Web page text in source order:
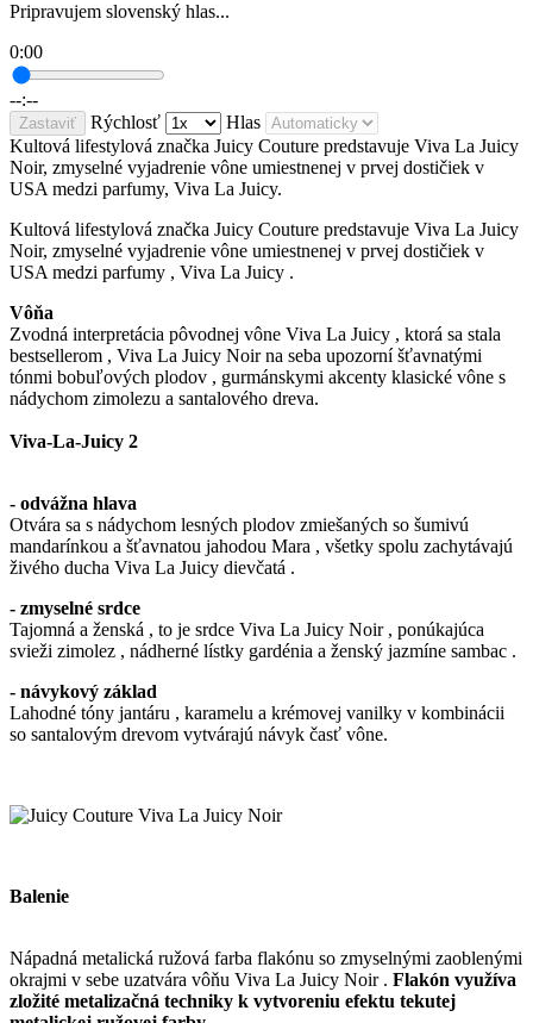
Pripravujem slovenský hlas...
0:00
--:--
Zastaviť Rýchlosť
Hlas
Kultová lifestylová značka Juicy Couture predstavuje Viva La Juicy
Noir, zmyselné vyjadrenie vône umiestnenej v prvej dostičiek v
USA medzi parfumy, Viva La Juicy.
Kultová lifestylová značka Juicy Couture predstavuje Viva La Juicy
Noir, zmyselné vyjadrenie vône umiestnenej v prvej dostičiek v
USA medzi parfumy , Viva La Juicy .
Vôňa
Zvodná interpretácia pôvodnej vône Viva La Juicy , ktorá sa stala
bestsellerom , Viva La Juicy Noir na seba upozorní šťavnatými
tónmi bobuľových plodov , gurmánskymi akcenty klasické vône s
nádychom zimolezu a santalového dreva.
Viva-La-Juicy 2
- odvážna hlava
Otvára sa s nádychom lesných plodov zmiešaných so šumivú
mandarínkou a šťavnatou jahodou Mara , všetky spolu zachytávajú
živého ducha Viva La Juicy dievčatá .
- zmyselné srdce
Tajomná a ženská , to je srdce Viva La Juicy Noir , ponúkajúca
svieži zimolez , nádherné lístky gardénia a ženský jazmíne sambac .
- návykový základ
Lahodné tóny jantáru , karamelu a krémovej vanilky v kombinácii
so santalovým drevom vytvárajú návyk časť vône.
Balenie
Nápadná metalická ružová farba flakónu so zmyselnými zaoblenými
okrajmi v sebe uzatvára vôňu Viva La Juicy Noir . Flakón využíva
zložité metalizačná techniky k vytvoreniu efektu tekutej